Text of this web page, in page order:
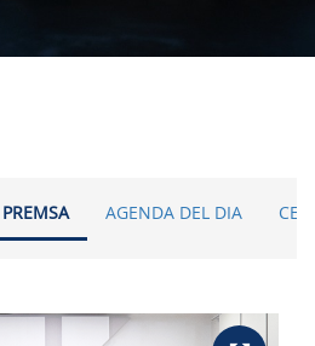
AGENDA DEL DIA